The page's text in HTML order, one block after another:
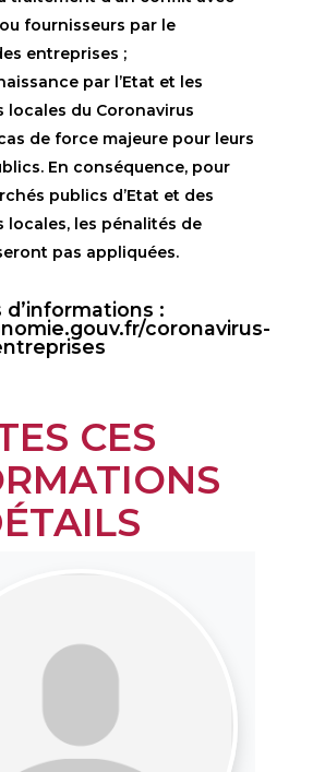
fournisseurs par le
entreprises ;
par l’Etat et les
locales du Coronavirus
de force majeure pour leurs
En conséquence, pour
publics d’Etat et des
locales, les pénalités de
pas appliquées.
d’informations :
coronavirus-
CES